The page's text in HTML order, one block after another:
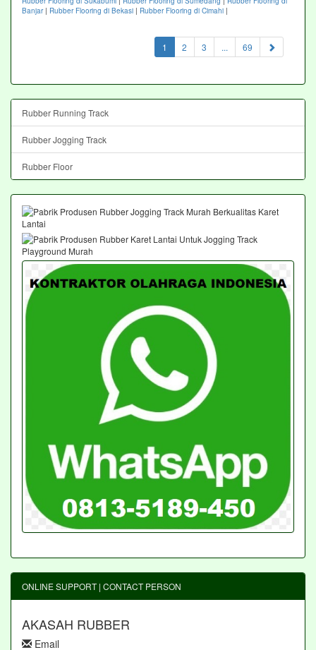
Banjar| Rubber Flooring di Bekasi | Rubber Flooring di Cimahi |
1 (current)
2 3 ... 69
Rubber Running Track
Rubber Jogging Track
Rubber Floor
ONLINE SUPPORT | CONTACT PERSON
AKASAH RUBBER
Email